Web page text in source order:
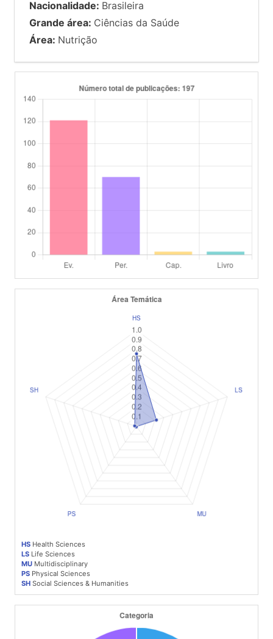
Nacionalidade: Brasileira
Grande área: Ciências da Saúde
Área: Nutrição
HS Health Sciences
LS Life Sciences
MU Multidisciplinary
PS Physical Sciences
SH Social Sciences & Humanities